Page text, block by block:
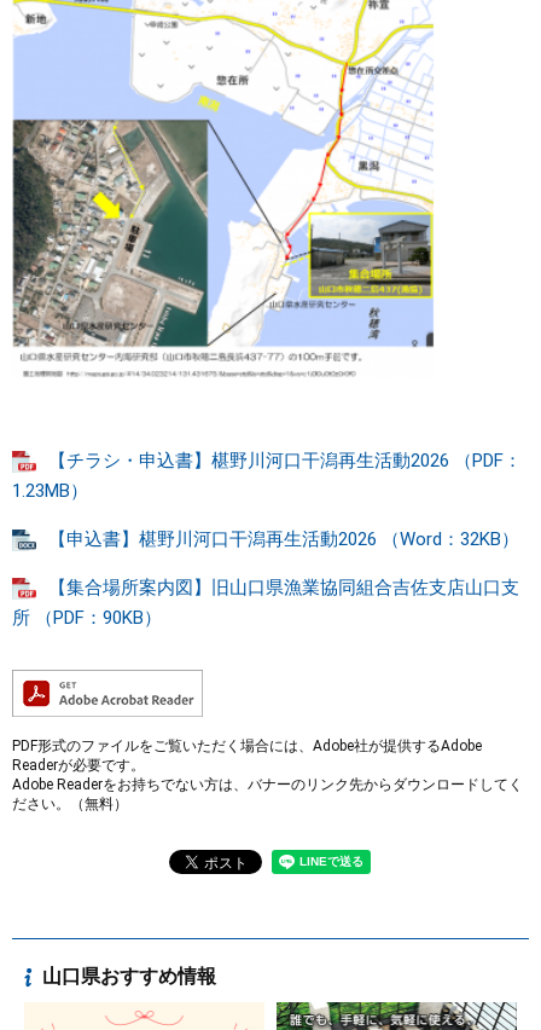
【チラシ・申込書】椹野川河口干潟再生活動2026 （PDF：
1.23MB）
【申込書】椹野川河口干潟再生活動2026 （Word：32KB）
【集合場所案内図】旧山口県漁業協同組合吉佐支店山口支
所 （PDF：90KB）
PDF形式のファイルをご覧いただく場合には、Adobe社が提供するAdobe
Readerが必要です。
Adobe Readerをお持ちでない方は、バナーのリンク先からダウンロードしてく
ださい。（無料）
山口県おすすめ情報